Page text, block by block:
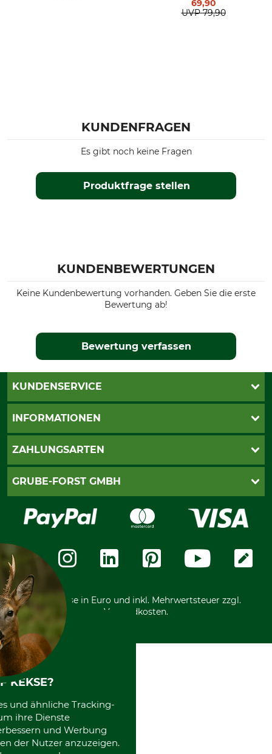
69,90
UVP 79,90
KUNDENFRAGEN
Produktfrage stellen
Es gibt noch keine Fragen
KUNDENBEWERTUNGEN
Keine Kundenbewertung vorhanden. Geben Sie die erste
Bewertung ab!
Bewertung verfassen
KUNDENSERVICE
Katalogbestellung
INFORMATIONEN
AGB
Widerrufsformular
Zahlungsarten
ZAHLUNGSARTEN
PayPal
Rechnung
Vorkasse
GRUBE-FORST GMBH
Karriere
Über uns
Community
International
*Alle Preise in Euro und inkl. Mehrwertsteuer zzgl.
Versandkosten.
KEKSE?
und ähnliche Tracking-
ihre Dienste
und Werbung
der Nutzer anzuzeigen.